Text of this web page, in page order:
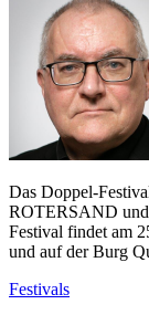
Das Doppel-Festival BLACKFIELD verkündet zwei neue Bands.
ROTERSAND
Festival findet am
und auf der Burg
Festivals